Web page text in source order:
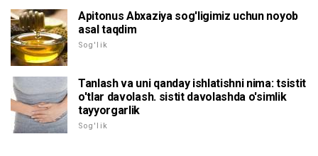
Apitonus Abxaziya sog'ligimiz uchun noyob
asal taqdim
Sog'lik
Tanlash va uni qanday ishlatishni nima: tsistit
o'tlar davolash. sistit davolashda o'simlik
tayyorgarlik
Sog'lik